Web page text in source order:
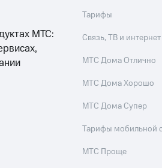
МТС:
Тарифы
Связь, ТВ и интернет
МТС Дома Отлично
МТС Дома Хорошо
МТС Дома Супер
Тарифы мобильной
МТС Проще